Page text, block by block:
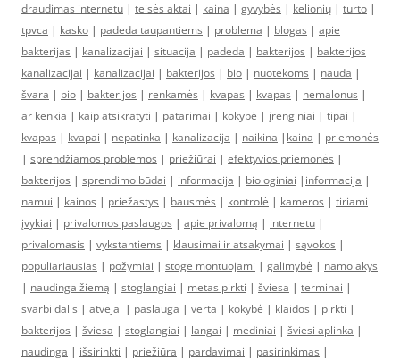
draudimas internetu | teisės aktai | kaina | gyvybės | kelionių | turto |
tpvca | kasko | padeda taupantiems | problema | blogas | apie
bakterijas | kanalizacijai | situacija | padeda | bakterijos | bakterijos
kanalizacijai | kanalizacijai | bakterijos | bio | nuotekoms | nauda |
švara | bio | bakterijos | renkamės | kvapas | kvapas | nemalonus |
ar kenkia | kaip atsikratyti | patarimai | kokybė | įrenginiai | tipai |
kvapas | kvapai | nepatinka | kanalizacija | naikina | kaina | priemonės
| sprendžiamos problemos | priežiūrai | efektyvios priemonės |
bakterijos | sprendimo būdai | informacija | biologiniai | informacija |
namui | kainos | priežastys | bausmės | kontrolė | kameros | tiriami
įvykiai | privalomos paslaugos | apie privalomą | internetu |
privalomasis | vykstantiems | klausimai ir atsakymai | sąvokos |
populiariausias | požymiai | stoge montuojami | galimybė | namo akys
| naudinga žiemą | stoglangiai | metas pirkti | šviesa | terminai |
svarbi dalis | atvejai | paslauga | verta | kokybė | klaidos | pirkti |
bakterijos | šviesa | stoglangiai | langai | mediniai | šviesi aplinka |
naudinga | išsirinkti | priežiūra | pardavimai | pasirinkimas |